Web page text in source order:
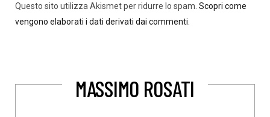
Questo sito utilizza Akismet per ridurre lo spam. Scopri come
vengono elaborati i dati derivati dai commenti
MASSIMO ROSATI